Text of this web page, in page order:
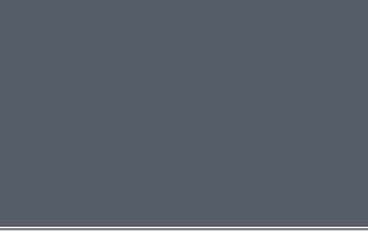
untergestellt werden;